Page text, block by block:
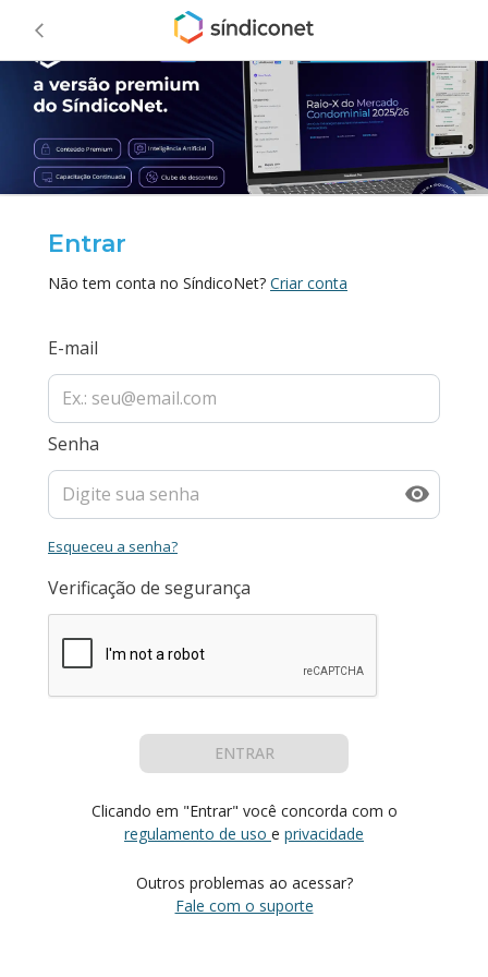
Entrar
Não tem conta no SíndicoNet? Criar conta
E-mail
Senha
Esqueceu a senha?
Verificação de segurança
ENTRAR
Clicando em "Entrar" você concorda com o
regulamento de uso e privacidade
Outros problemas ao acessar?
Fale com o suporte